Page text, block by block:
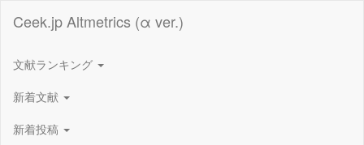
Ceek.jp Altmetrics (α ver.)
文献ランキング
新着文献
新着投稿